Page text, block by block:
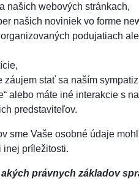
našich webových stránkach,
našich noviniek vo forme
podujatiach
záujem stať sa naším
alebo máte iné interakcie s
predstaviteľov.
sme Vaše osobné údaje
inej príležitosti.
akých právnych základov